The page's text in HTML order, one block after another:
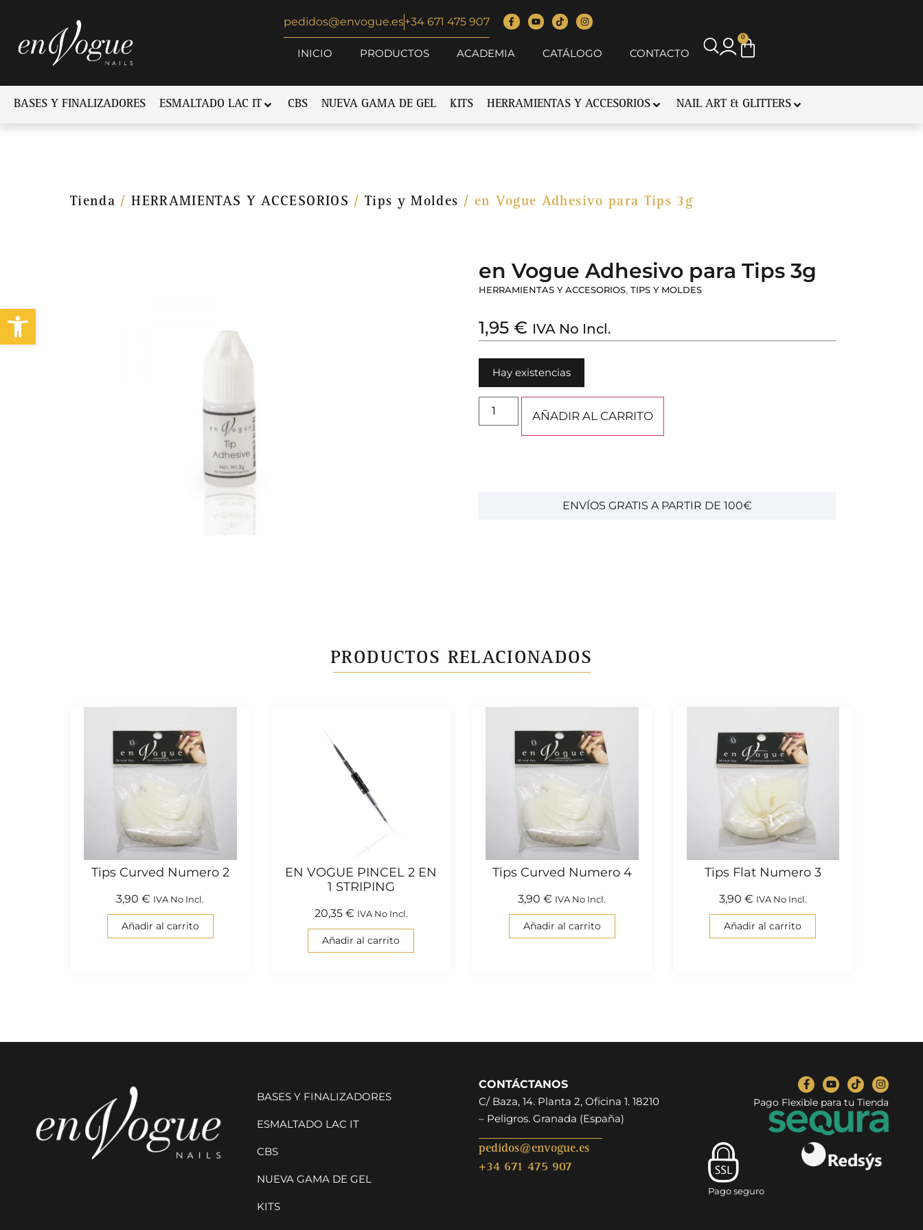
Abrir barra de herramientas
pedidos@envogue.es+34 671 475 907
INICIO PRODUCTOS ACADEMIA CATÁLOGO CONTACTO
0
BASES Y FINALIZADORES ESMALTADO LAC IT CBS NUEVA GAMA DE GEL KITS HERRAMIENTAS Y ACCESORIOS NAIL ART & GLITTERS
Tienda /HERRAMIENTAS Y ACCESORIOS / Tips y Moldes / en Vogue Adhesivo para Tips 3g
en Vogue Adhesivo para Tips 3g
HERRAMIENTAS Y ACCESORIOS, TIPS Y MOLDES
1,95 € IVA No Incl.
Hay existencias
AÑADIR AL CARRITO
ENVÍOS GRATIS A PARTIR DE 100€
PRODUCTOS RELACIONADOS
Tips Curved Numero 2
3,90€ IVA No Incl.
Añadir al carrito
EN VOGUE PINCEL 2 EN
1 STRIPING
20,35 € IVA No Incl.
Añadir al carrito
Tips Curved Numero 4
3,90€ IVA No Incl.
Añadir al carrito
Tips Flat Numero 3
3,90 € IVA No Incl.
Añadir al carrito
BASES Y FINALIZADORES
ESMALTADO LAC IT
CBS
NUEVA GAMA DE GEL
KITS
CONTÁCTANOS
C/ Baza, 14. Planta 2, Oficina 1. 18210
– Peligros. Granada (España)
pedidos@envogue.es
+34 671 475 907
Pago Flexible para tu Tienda
Pago seguro